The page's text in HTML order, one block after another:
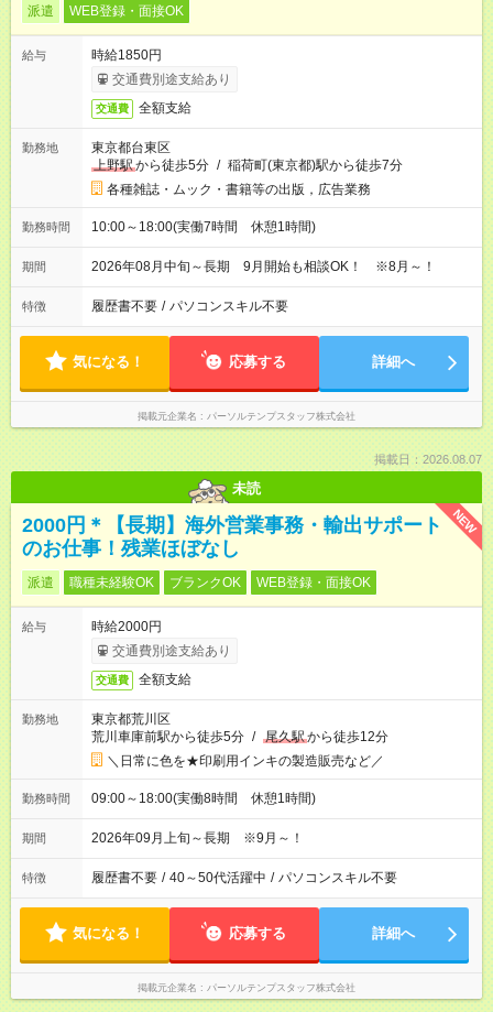
派遣 WEB登録・面接OK
給与
時給1850円
交通費別途支給あり
交通費 全額支給
勤務地
東京都台東区
上野駅から徒歩5分 / 稲荷町(東京都)駅から徒歩7分
各種雑誌・ムック・書籍等の出版，広告業務
勤務時間 10:00～18:00(実働7時間 休憩1時間)
期間 2026年08月中旬～長期 9月開始も相談OK！ ※8月～！
特徴 履歴書不要 / パソコンスキル不要
気になる！ 応募する 詳細へ
掲載元企業名 パーソルテンプスタッフ株式会社
掲載日：2026.08.07
未読
NEW
2000円＊【長期】海外営業事務・輸出サポート
のお仕事！残業ほぼなし
派遣 職種未経験OK ブランクOK WEB登録・面接OK
給与
時給2000円
交通費別途支給あり
交通費 全額支給
勤務地
東京都荒川区
荒川車庫前駅から徒歩5分 / 尾久駅から徒歩12分
＼日常に色を★印刷用インキの製造販売など／
勤務時間 09:00～18:00(実働8時間 休憩1時間)
期間 2026年09月上旬～長期 ※9月～！
特徴 履歴書不要 / 40～50代活躍中 / パソコンスキル不要
気になる！ 応募する 詳細へ
掲載元企業名 パーソルテンプスタッフ株式会社